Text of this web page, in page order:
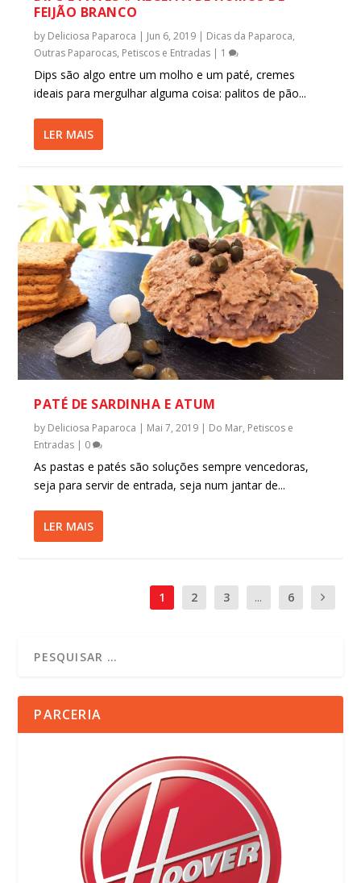
FEIJÃO BRANCO
by Deliciosa Paparoca | Jun 6, 2019 | Dicas da Paparoca,
Outras Paparocas, Petiscos e Entradas | 1
Dips são algo entre um molho e um paté, cremes
ideais para mergulhar alguma coisa: palitos de pão...
LER MAIS
PATÉ DE SARDINHA E ATUM
by Deliciosa Paparoca | Mai 7, 2019 | Do Mar, Petiscos e
Entradas | 0
As pastas e patés são soluções sempre vencedoras,
seja para servir de entrada, seja num jantar de...
LER MAIS
1 2 3 ... 6
PARCERIA